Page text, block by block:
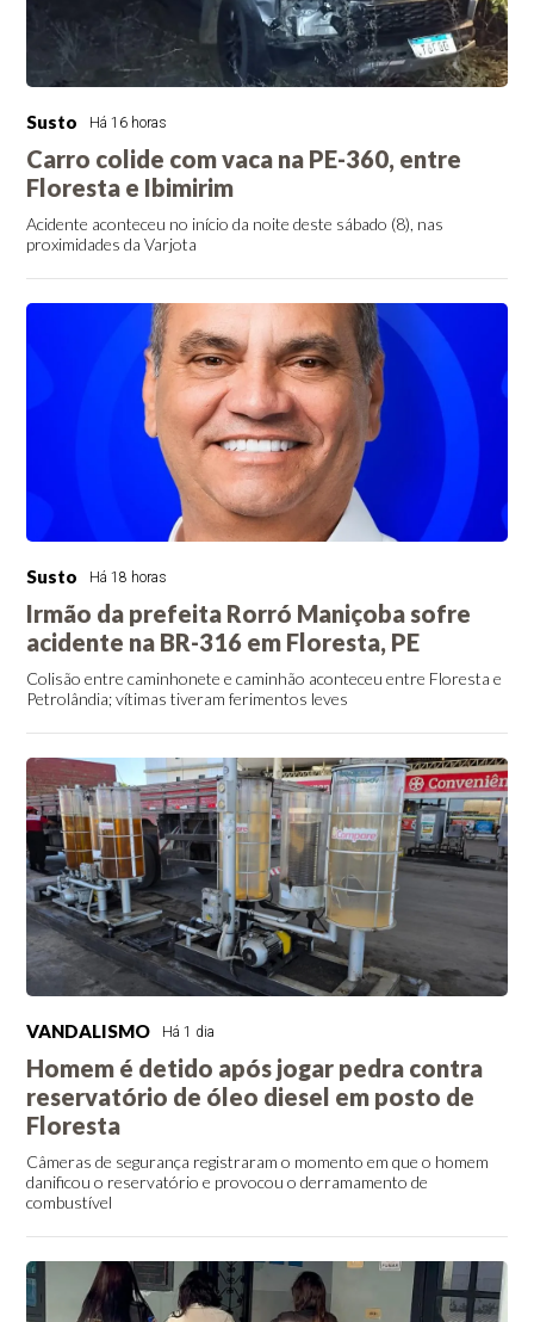
Susto Há 16 horas
Carro colide com vaca na PE-360, entre
Floresta e Ibimirim
Acidente aconteceu no início da noite deste sábado (8), nas
proximidades da Varjota
Susto Há 18 horas
Irmão da prefeita Rorró Maniçoba sofre
acidente na BR-316 em Floresta, PE
Colisão entre caminhonete e caminhão aconteceu entre Floresta e
Petrolândia; vítimas tiveram ferimentos leves
VANDALISMO Há 1 dia
Homem é detido após jogar pedra contra
reservatório de óleo diesel em posto de
Floresta
Câmeras de segurança registraram o momento em que o homem
danificou o reservatório e provocou o derramamento de
combustível